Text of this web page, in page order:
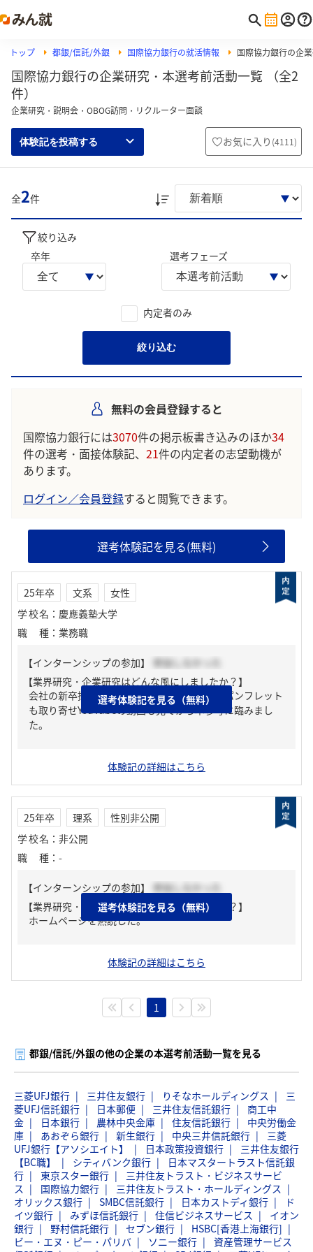
トップ 都銀/信託/外銀 国際協力銀行の就活情報 国際協力銀行の企
国際協力銀行の企業研究・本選考前活動一覧 （全2
件）
企業研究・説明会・OBOG訪問・リクルーター面談
体験記を投稿する お気に入り (4111)
全2件
絞り込み
卒年
選考フェーズ
内定者のみ
絞り込む
無料の会員登録すると
国際協力銀行には3070件の掲示板書き込みのほか34
件の選考・面接体験記、 21件の内定者の志望動機が
あります。
ログイン／会員登録すると閲覧できます。
選考体験記を見る(無料)
25年卒 文系
女性
学校名 ： 慶應義塾大学
職種 ： 業務職
【インターンシップの参加】
参加しなかった
【業界研究・企業研究はどんな風にしましたか？】
会社の新卒採用のページを全部読みました。パンフレット
も取り寄せYouTubeの動画も見てから本参考に臨みまし
た。
選考体験記を見る（無料）
体験記の詳細はこちら
25年卒 理系
性別非公開
学校名 ： 非公開
職種 ： -
【インターンシップの参加】
参加しなかった
【業界研究・企業研究はどんな風にしましたか？】
ホームページを熟読した。
選考体験記を見る（無料）
体験記の詳細はこちら
1
都銀/信託/外銀の他の企業の本選考前活動一覧を見る
三菱UFJ銀行 三井住友銀行 りそなホールディングス
三
菱UFJ信託銀行
日本郵便 三井住友信託銀行
商工中
金
日本銀行 農林中央金庫 住友信託銀行
中央労働金
庫
あおぞら銀行 新生銀行 中央三井信託銀行
三菱
UFJ銀行【アソシエイト】
日本政策投資銀行
三井住友銀行
【BC職】
シティバンク銀行
日本マスタートラスト信託銀
行
東京スター銀行
三井住友トラスト・ビジネスサービ
ス
国際協力銀行
三井住友トラスト・ホールディングス
オリックス銀行
SMBC信託銀行 日本カストディ銀行
ド
イツ銀行
みずほ信託銀行 住信ビジネスサービス
イオン
銀行
野村信託銀行 セブン銀行
HSBC[香港上海銀行]
ビー・エヌ・ピー・パリバ
ソニー銀行
資産管理サービス